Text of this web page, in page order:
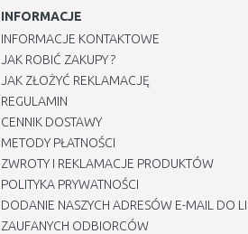
INFORMACJE
INFORMACJE KONTAKTOWE
JAK ROBIĆ ZAKUPY ?
JAK ZŁOŻYĆ REKLAMACJĘ
REGULAMIN
CENNIK DOSTAWY
METODY PŁATNOŚCI
ZWROTY I REKLAMACJE PRODUKTÓW
POLITYKA PRYWATNOŚCI
DODANIE NASZYCH ADRESÓW E-MAIL DO
ZAUFANYCH ODBIORCÓW